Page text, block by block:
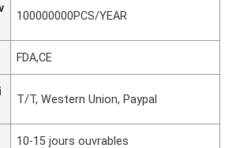
100000000PCS/YEAR
FDA,CE
T/T, Western Union, Paypal
10-15 jours ouvrables